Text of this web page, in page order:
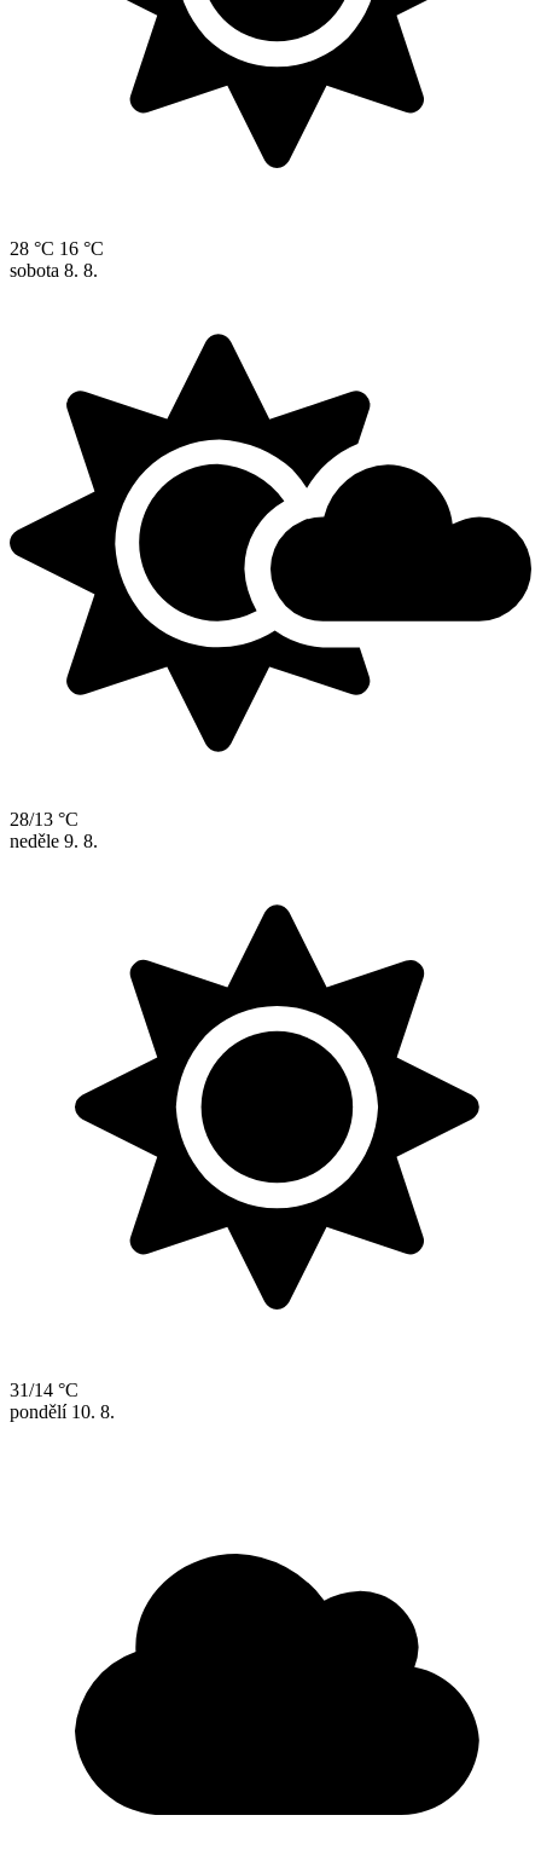
28 °C 16 °C
sobota 8. 8.
28/13 °C
neděle 9. 8.
31/14 °C
pondělí 10. 8.